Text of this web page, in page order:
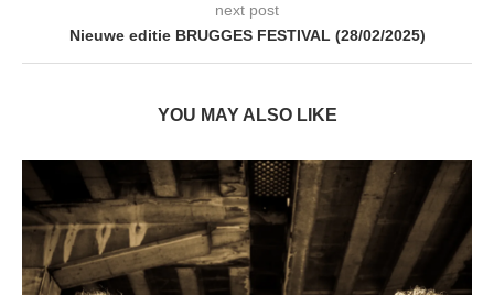
next post
Nieuwe editie BRUGGES FESTIVAL (28/02/2025)
YOU MAY ALSO LIKE